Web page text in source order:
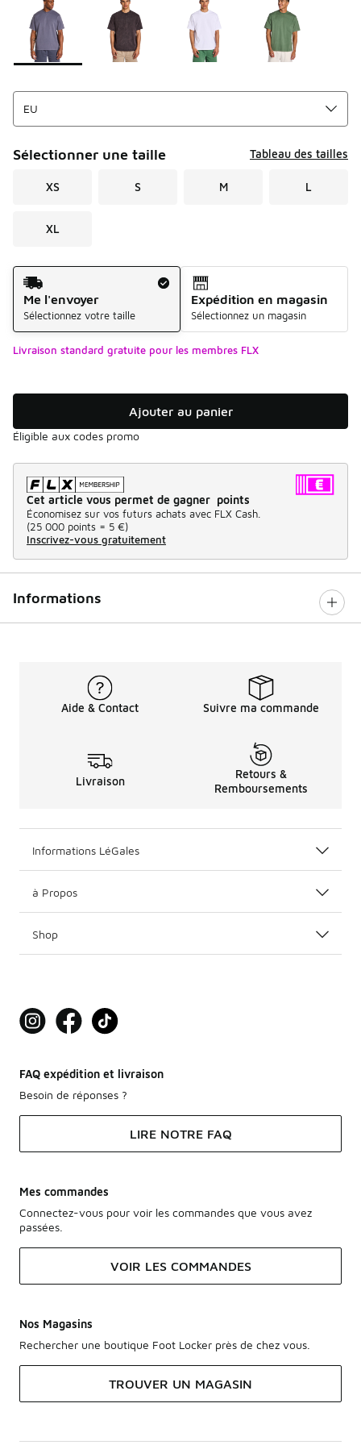
Sélectionner une taille Tableau des tailles
XS S M L
XL
Mode d'expédition
Me l'envoyer
Sélectionnez votre taille
Expédition en magasin
Sélectionnez un magasin
Livraison standard gratuite pour les membres FLX
Ajouter au panier
Éligible aux codes promo
Cet article vous permet de gagner points
Économisez sur vos futurs achats avec FLX Cash.
(25 000 points = 5 €)
Inscrivez-vous gratuitement
Informations
Aide & Contact Suivre ma commande
Livraison
Retours &
Remboursements
Informations LéGales
à Propos
Shop
FAQ expédition et livraison
Besoin de réponses ?
LIRE NOTRE FAQ
Mes commandes
Connectez-vous pour voir les commandes que vous avez
passées.
VOIR LES COMMANDES
Nos Magasins
Rechercher une boutique Foot Locker près de chez vous.
TROUVER UN MAGASIN